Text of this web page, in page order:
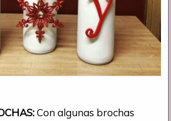
Con algunas brochas